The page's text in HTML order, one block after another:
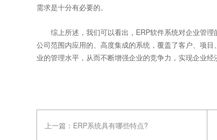
需求是十分有必要的。
综上所述，我们可以看出，ERP软件系统对企业管理
公司范围内应用的、高度集成的系统，覆盖了客户、项
业的管理水平，从而不断增强企业的竞争力，实现企业经
上一篇： ERP系统具有哪些特点?